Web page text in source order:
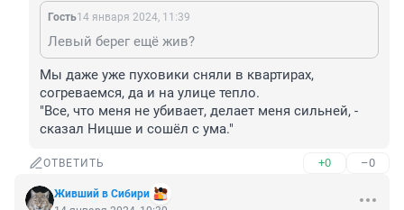
Гость14 января 2024, 11:39
Левый берег ещё жив?
Мы даже уже пуховики сняли в квартирах,
согреваемся, да и на улице тепло.
"Все, что меня не убивает, делает меня сильней, -
сказал Ницше и сошёл с ума."
ОТВЕТИТЬ +0 –0
Живший в Сибири